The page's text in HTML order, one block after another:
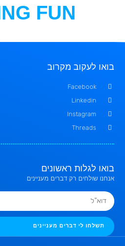
FUN
בואו לעקוב מקרוב
Facebook
Linkedin
Instagram
Threads
בואו לגלות ראשונים
אנחנו שולחים רק דברים מעניינים
תשלחו לי דברים מעניינים